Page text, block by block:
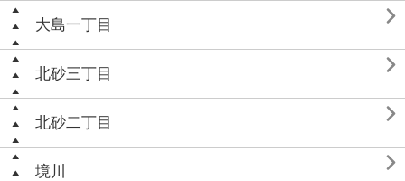
大島一丁目 
北砂三丁目 
北砂二丁目 
境川 